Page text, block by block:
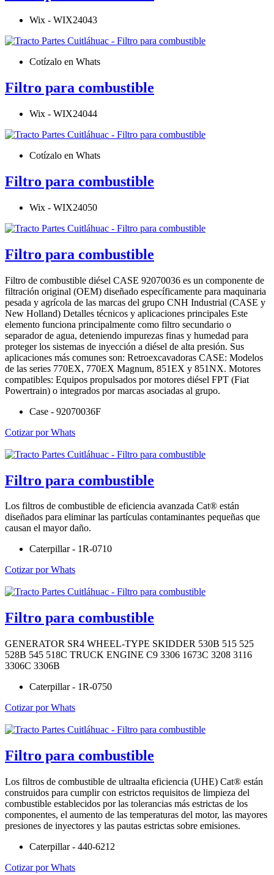
Wix - WIX24043
Cotízalo en Whats
Filtro para combustible
Wix - WIX24044
Cotízalo en Whats
Filtro para combustible
Wix - WIX24050
Filtro para combustible
Filtro de combustible diésel CASE 92070036 es un componente de
filtración original (OEM) diseñado específicamente para maquinaria
pesada y agrícola de las marcas del grupo CNH Industrial (CASE y
New Holland) Detalles técnicos y aplicaciones principales Este
elemento funciona principalmente como filtro secundario o
separador de agua, deteniendo impurezas finas y humedad para
proteger los sistemas de inyección a diésel de alta presión. Sus
aplicaciones más comunes son: Retroexcavadoras CASE: Modelos
de las series 770EX, 770EX Magnum, 851EX y 851NX. Motores
compatibles: Equipos propulsados por motores diésel FPT (Fiat
Powertrain) o integrados por marcas asociadas al grupo.
Case - 92070036F
Cotizar por Whats
Filtro para combustible
Los filtros de combustible de eficiencia avanzada Cat® están
diseñados para eliminar las partículas contaminantes pequeñas que
causan el mayor daño.
Caterpillar - 1R-0710
Cotizar por Whats
Filtro para combustible
GENERATOR SR4 WHEEL-TYPE SKIDDER 530B 515 525
528B 545 518C TRUCK ENGINE C9 3306 1673C 3208 3116
3306C 3306B
Caterpillar - 1R-0750
Cotizar por Whats
Filtro para combustible
Los filtros de combustible de ultraalta eficiencia (UHE) Cat® están
construidos para cumplir con estrictos requisitos de limpieza del
combustible establecidos por las tolerancias más estrictas de los
componentes, el aumento de las temperaturas del motor, las mayores
presiones de inyectores y las pautas estrictas sobre emisiones.
Caterpillar - 440-6212
Cotizar por Whats